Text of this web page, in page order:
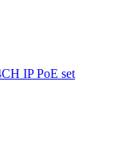
IP PoE set